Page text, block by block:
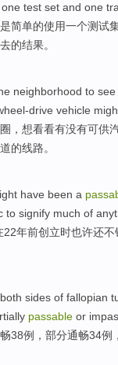
one test set and one
简单的使用一个测试
的结果。
neighborhood to see
drive vehicle
圈， 想看看有没有可供
的线路。
have been a
to signify much of
22年前创立时也许还不
both sides of fallopian
passable or
38例 ， 部分通畅34例